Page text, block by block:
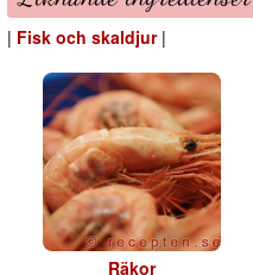
| Fisk och skaldjur|
Räkor